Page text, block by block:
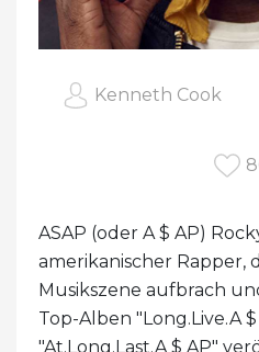
Kenneth Cook
ASAP (oder A $ AP)
amerikanischer Rapper,
Musikszene aufbrach
Top-Alben "Long.Live.A
"At.Long.Last.A $ AP"